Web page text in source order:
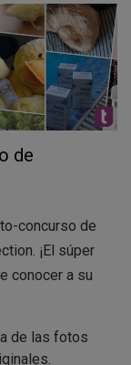
de
concurso de
¡El súper
conocer a su
de las fotos